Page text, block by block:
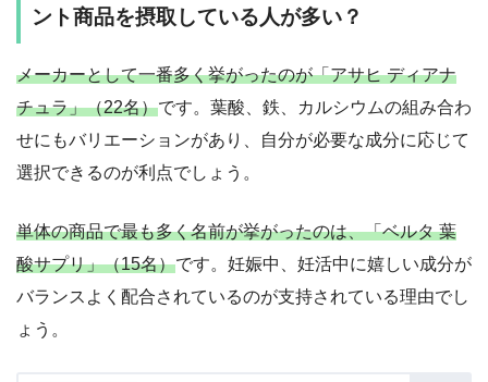
ント商品を摂取している人が多い？
メーカーとして一番多く挙がったのが「アサヒ ディアナ
チュラ」（22名）です。葉酸、鉄、カルシウムの組み合わ
せにもバリエーションがあり、自分が必要な成分に応じて
選択できるのが利点でしょう。
単体の商品で最も多く名前が挙がったのは、「ベルタ 葉
酸サプリ」（15名）です。妊娠中、妊活中に嬉しい成分が
バランスよく配合されているのが支持されている理由でし
ょう。